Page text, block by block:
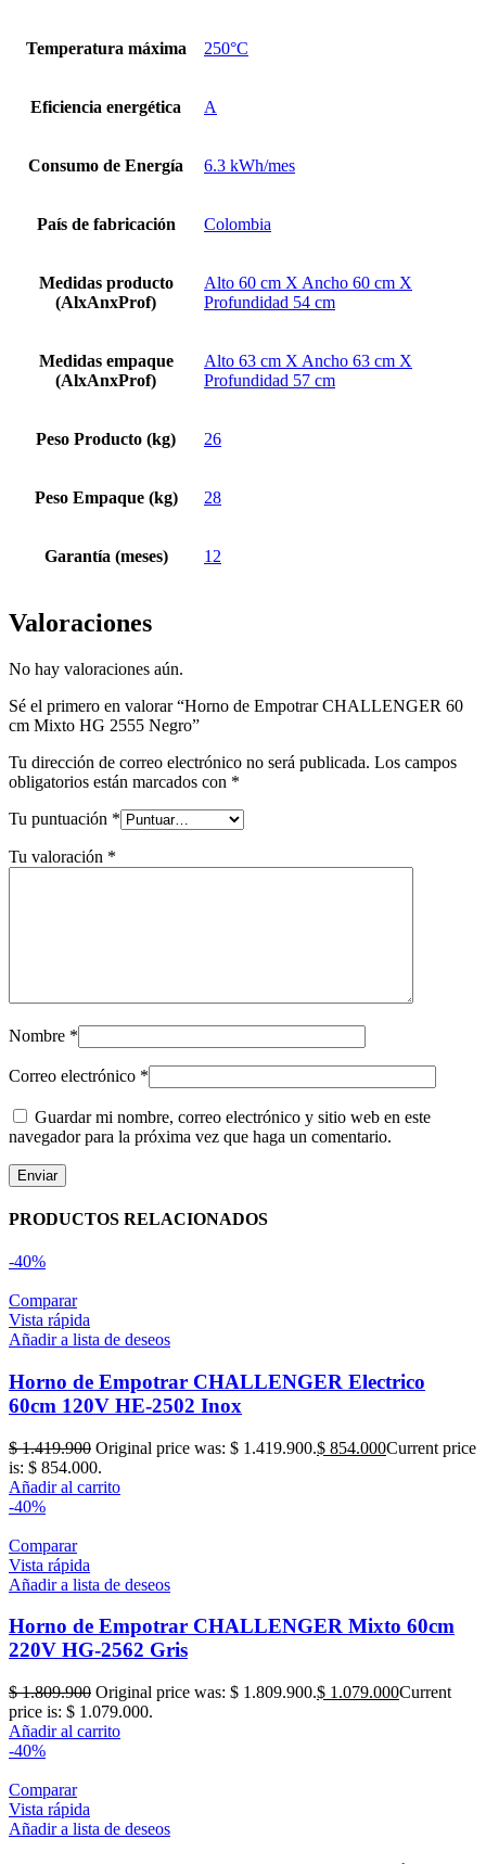
Temperatura máxima 250°C
Eficiencia energética A
Consumo de Energía 6.3 kWh/mes
País de fabricación Colombia
Medidas producto
(AlxAnxProf)
Alto 60 cm X Ancho 60 cm X
Profundidad 54 cm
Medidas empaque
(AlxAnxProf)
Alto 63 cm X Ancho 63 cm X
Profundidad 57 cm
Peso Producto (kg) 26
Peso Empaque (kg) 28
Garantía (meses) 12
Valoraciones
No hay valoraciones aún.
Sé el primero en valorar “Horno de Empotrar CHALLENGER 60
cm Mixto HG 2555 Negro”
Tu dirección de correo electrónico no será publicada. Los campos
obligatorios están marcados con *
Tu puntuación *
Tu valoración *
Nombre *
Correo electrónico *
Guardar mi nombre, correo electrónico y sitio web en este
navegador para la próxima vez que haga un comentario.
PRODUCTOS RELACIONADOS
-40%
Comparar
Vista rápida
Añadir a lista de deseos
Horno de Empotrar CHALLENGER Electrico
60cm 120V HE-2502 Inox
$1.419.900 Original price was: $ 1.419.900.$ 854.000Current price
is: $ 854.000.
Añadir al carrito
-40%
Comparar
Vista rápida
Añadir a lista de deseos
Horno de Empotrar CHALLENGER Mixto 60cm
220V HG-2562 Gris
$1.809.900 Original price was: $ 1.809.900.$ 1.079.000Current
price is: $ 1.079.000.
Añadir al carrito
-40%
Comparar
Vista rápida
Añadir a lista de deseos